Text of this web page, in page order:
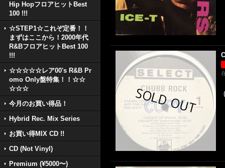
Hip HopフロアヒットBest
100 !!!
☆STEP1☆これぞ定番！！
まずはここから！2000年代
R&BフロアヒットBest 100
!!!
☆☆☆☆☆レア00's R&B Pr
omo Only盤特集！！☆☆
☆☆☆
今月のお買い得品！
Hybrid Rec. Mix Series
お買い得MIX CD !!
CD (Not Vinyl)
Premium (¥5000〜)